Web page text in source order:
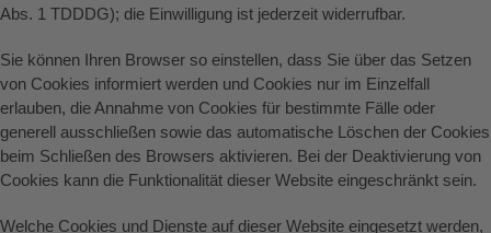
Abs. 1 TDDDG); die Einwilligung ist jederzeit widerrufbar.
Sie können Ihren Browser so einstellen, dass Sie über das Setzen
von Cookies informiert werden und Cookies nur im Einzelfall
erlauben, die Annahme von Cookies für bestimmte Fälle oder
generell ausschließen sowie das automatische Löschen der Cookies
beim Schließen des Browsers aktivieren. Bei der Deaktivierung von
Cookies kann die Funktionalität dieser Website eingeschränkt sein.
Welche Cookies und Dienste auf dieser Website eingesetzt werden,